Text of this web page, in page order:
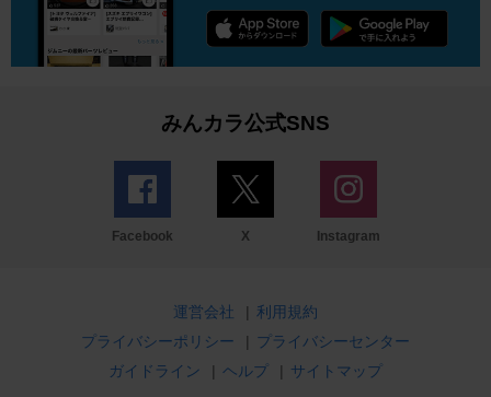
みんカラ公式SNS
Facebook X Instagram
運営会社 | 利用規約
プライバシーポリシー
| プライバシーセンター
ガイドライン
| ヘルプ | サイトマップ